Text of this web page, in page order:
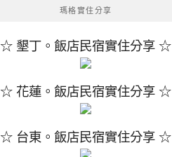
瑪格實住分享
☆ 墾丁。飯店民宿實住分享 ☆
☆ 花蓮。飯店民宿實住分享 ☆
☆ 台東。飯店民宿實住分享 ☆